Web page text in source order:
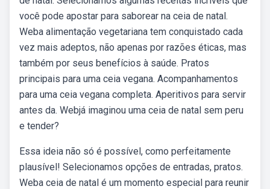
você pode apostar para saborear na ceia de natal.
Weba alimentação vegetariana tem conquistado cada
vez mais adeptos, não apenas por razões éticas, mas
também por seus benefícios à saúde. Pratos
principais para uma ceia vegana. Acompanhamentos
para uma ceia vegana completa. Aperitivos para servir
antes da. Webjá imaginou uma ceia de natal sem peru
e tender?
Essa ideia não só é possível, como perfeitamente
plausível! Selecionamos opções de entradas, pratos.
Weba ceia de natal é um momento especial para reunir